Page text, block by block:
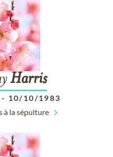
Harris
- 10/10/1983
à la sépulture